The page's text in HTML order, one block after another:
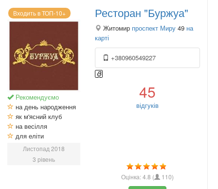
Входить в ТОП-10+
Рекомендуємо
на день народження
як м'ясний клуб
на весілля
для еліти
Листопад 2018
3 рівень
Ресторан "Буржуа"
Житомир проспект Миру 49 на
карті
+380960549227
45
відгуків
Оцінка:4.8 ( 110)